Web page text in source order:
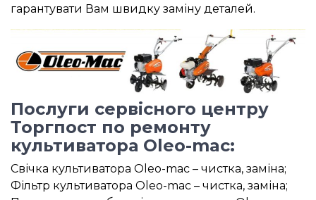
гарантувати Вам швидку заміну деталей.
Послуги сервісного центру
Торгпост по ремонту
культиватора Oleo-mac:
Свічка культиватора Oleo-mac – чистка, заміна;
Фільтр культиватора Oleo-mac – чистка, заміна;